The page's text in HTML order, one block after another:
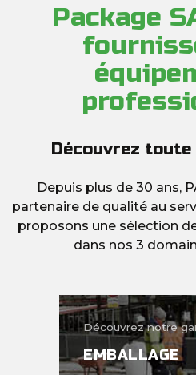
Package
Découvrez
Depuis plus de 30 ans,
partenaire de qualité au
proposons une sélection
dans nos 3
Découvrez notre
EMBALLAGE